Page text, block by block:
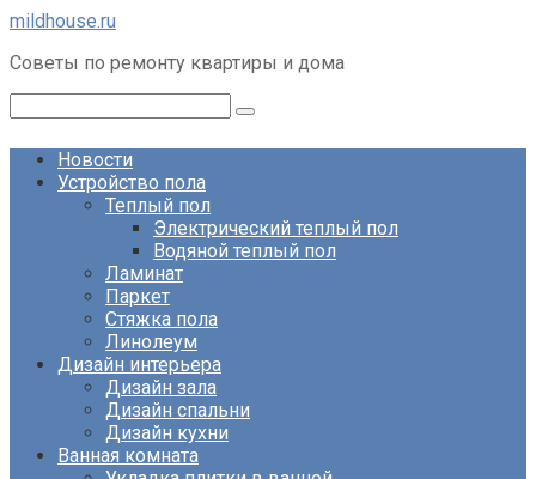
Перейти
контенту
mildhouse.ru
Советы по ремонту квартиры и дома
Новости
Устройство пола
Теплый пол
Электрический теплый пол
Водяной теплый пол
Ламинат
Паркет
Стяжка пола
Линолеум
Дизайн интерьера
Дизайн зала
Дизайн спальни
Дизайн кухни
Ванная комната